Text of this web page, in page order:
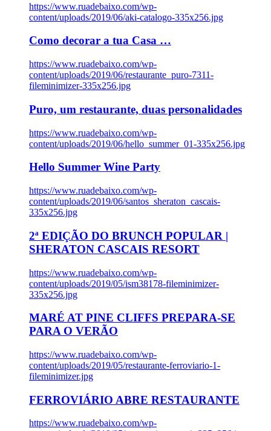
https://www.ruadebaixo.com/wp-
content/uploads/2019/06/aki-catalogo-335x256.jpg
Como decorar a tua Casa …
https://www.ruadebaixo.com/wp-
content/uploads/2019/06/restaurante_puro-7311-
fileminimizer-335x256.jpg
Puro, um restaurante, duas personalidades
https://www.ruadebaixo.com/wp-
content/uploads/2019/06/hello_summer_01-335x256.jpg
Hello Summer Wine Party
https://www.ruadebaixo.com/wp-
content/uploads/2019/06/santos_sheraton_cascais-
335x256.jpg
2ª EDIÇÃO DO BRUNCH POPULAR |
SHERATON CASCAIS RESORT
https://www.ruadebaixo.com/wp-
content/uploads/2019/05/ism38178-fileminimizer-
335x256.jpg
MARÉ AT PINE CLIFFS PREPARA-SE
PARA O VERÃO
https://www.ruadebaixo.com/wp-
content/uploads/2019/05/restaurante-ferroviario-1-
fileminimizer.jpg
FERROVIÁRIO ABRE RESTAURANTE
https://www.ruadebaixo.com/wp-